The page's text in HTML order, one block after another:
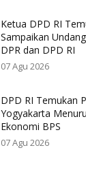
Ketua DPD RI
Sampaikan
DPR dan DPD RI
07 Agu 2026
DPD RI Temukan
Yogyakarta
Ekonomi BPS
07 Agu 2026